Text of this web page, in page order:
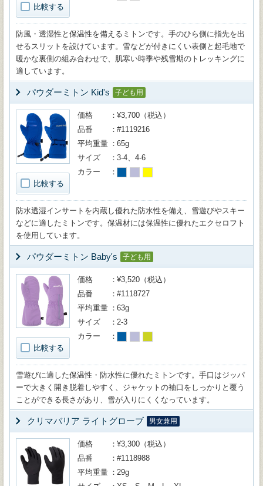
比較する
防風・透湿性と保温性を備えるミトンです。手のひら側に指先を出
せるスリットを設けています。雪などが付きにくい表側と起毛地で
暖かな裏側の組み合わせで、肌寒い時季や残雪期のトレッキングに
適しています。
パウダーミトン Kid's 子ども用
比較する
価格
¥3,700（税込）
品番
#1119216
平均重量
65g
サイズ
3-4、4-6
カラー
防水透湿インサートを内蔵し優れた防水性を備え、雪遊びやスキー
などに適したミトンです。保温材には保温性に優れたエクセロフト
を使用しています。
パウダーミトン Baby's 子ども用
比較する
価格
¥3,520（税込）
品番
#1118727
平均重量
63g
サイズ
2-3
カラー
雪遊びに適した保温性・防水性に優れたミトンです。手口はジッパ
ーで大きく開き脱着しやすく、ジャケットの袖口をしっかりと覆う
ことができる長さがあり、雪が入りにくくなっています。
クリマバリア ライトグローブ 男女兼用
価格
¥3,300（税込）
品番
#1118988
平均重量
29g